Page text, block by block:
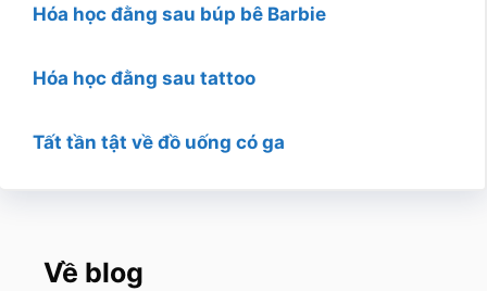
Hóa học đằng sau búp bê Barbie
Hóa học đằng sau tattoo
Tất tần tật về đồ uống có ga
Về blog